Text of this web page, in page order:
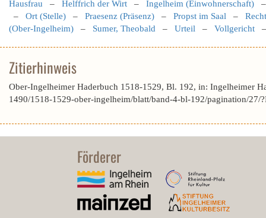
Hausfrau – Helffrich der Wirt – Ingelheim (Einwohnerschaft)
– Ort (Stelle) – Praesenz (Präsenz) – Propst im Saal –
(Ober-Ingelheim) – Sumer, Theobald – Urteil – Vollgericht
Zitierhinweis
Ober-Ingelheimer Haderbuch 1518-1529, Bl. 192, in: Ingelheimer
1490/1518-1529-ober-ingelheim/blatt/band-4-bl-192/pagination/
Förderer